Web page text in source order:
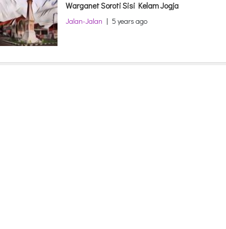
Warganet Soroti Sisi Kelam Jogja
Jalan-Jalan | 5 years ago